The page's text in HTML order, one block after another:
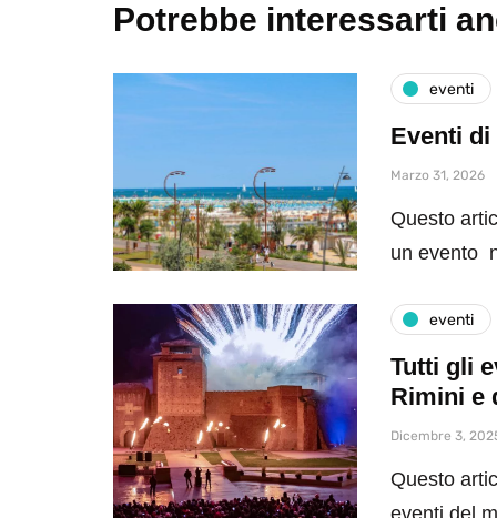
Potrebbe interessarti
eventi
Eventi di
Marzo 31, 2026
Questo
un evento
eventi
Tutti gli
Rimini e
Dicembre 3,
Questo